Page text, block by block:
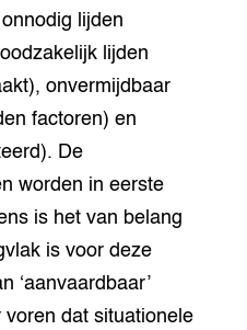
lijden
lijden
onvermijdbaar
factoren) en
De
worden in eerste
is het van belang
is voor deze
‘aanvaardbaar’
voren dat situationele